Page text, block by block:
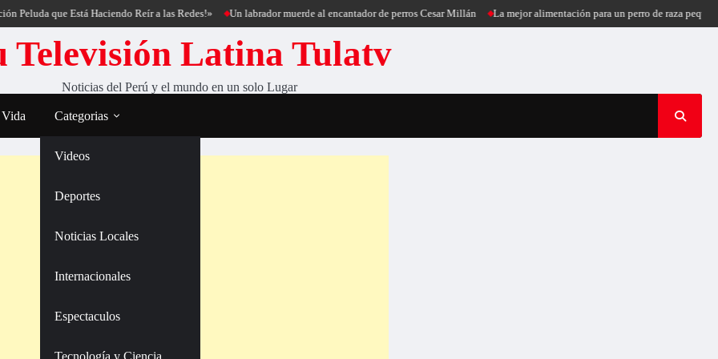
que Está Haciendo Reír a las Redes!» Un labrador muerde al encantador de perros Cesar Millán La mejor alimentación para un perro de raza pequeña
Televisión Latina Tulatv
Noticias del Perú y el mundo en un solo Lugar
Categorias
Videos
Deportes
Noticias Locales
Internacionales
Espectaculos
Tecnología y Ciencia